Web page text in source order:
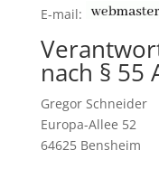
E-mail:
nach § 55
Gregor Schneider
Europa-Allee 52
64625 Bensheim